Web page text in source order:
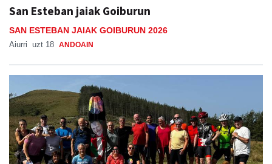
San Esteban jaiak Goiburun
SAN ESTEBAN JAIAK GOIBURUN 2026
Aiurri uzt 18 ANDOAIN